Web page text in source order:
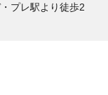
プレ駅より徒歩2